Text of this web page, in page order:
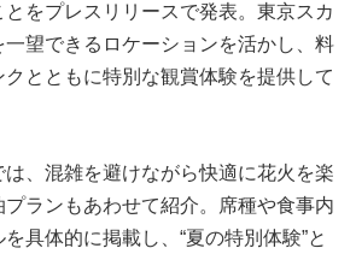
をプレスリリースで発表。東京スカ
一望できるロケーションを活かし、料
とともに特別な観賞体験を提供して
、混雑を避けながら快適に花火を楽
プランもあわせて紹介。席種や食事内
具体的に掲載し、“夏の特別体験”と